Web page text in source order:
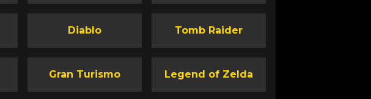
Diablo Tomb Raider
Gran Turismo Legend of Zelda